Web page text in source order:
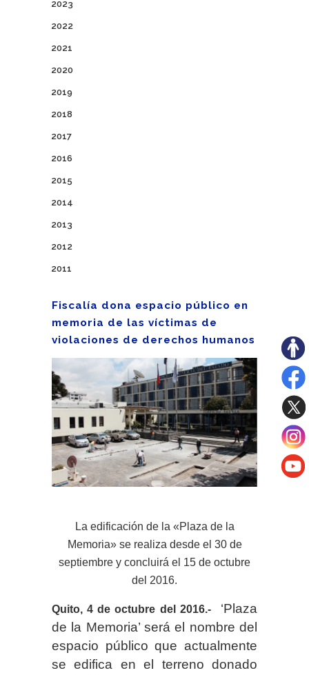
2023
2022
2021
2020
2019
2018
2017
2016
2015
2014
2013
2012
2011
Fiscalía dona espacio público en
memoria de las víctimas de
violaciones de derechos humanos
La edificación de la «Plaza de la
Memoria» se realiza desde el 30 de
septiembre y concluirá el 15 de octubre
del 2016.
Quito, 4 de octubre del 2016.-‘Plaza
de la Memoria’ será el nombre del
espacio público que actualmente
se edifica en el terreno donado